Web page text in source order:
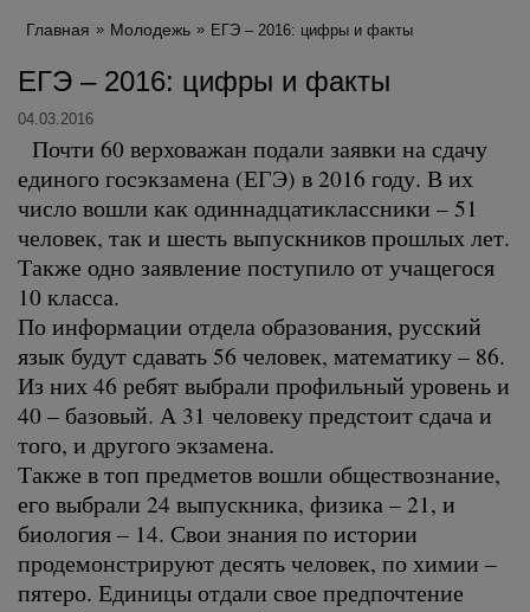
Главная Молодежь ЕГЭ – 2016: цифры и факты
ЕГЭ – 2016: цифры и факты
04.03.2016
Почти 60 верховажан подали заявки на сдачу
единого госэкзамена (ЕГЭ) в 2016 году. В их
число вошли как одиннадцатиклассники – 51
человек, так и шесть выпускников прошлых лет.
Также одно заявление поступило от учащегося
10 класса.
По информации отдела образования, русский
язык будут сдавать 56 человек, математику – 86.
Из них 46 ребят выбрали профильный уровень и
40 – базовый. А 31 человеку предстоит сдача и
того, и другого экзамена.
Также в топ предметов вошли обществознание,
его выбрали 24 выпускника, физика – 21, и
биология – 14. Свои знания по истории
продемонстрируют десять человек, по химии –
пятеро. Единицы отдали свое предпочтение